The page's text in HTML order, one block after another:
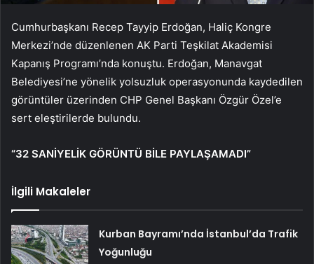
Cumhurbaşkanı Recep Tayyip Erdoğan, Haliç Kongre
Merkezi’nde düzenlenen AK Parti Teşkilat Akademisi
Kapanış Programı’nda konuştu. Erdoğan, Manavgat
Belediyesi’ne yönelik yolsuzluk operasyonunda kaydedilen
görüntüler üzerinden CHP Genel Başkanı Özgür Özel’e
sert eleştirilerde bulundu.
“32 SANİYELİK GÖRÜNTÜ BİLE PAYLAŞAMADI”
İlgili Makaleler
Kurban Bayramı’nda İstanbul’da Trafik
Yoğunluğu